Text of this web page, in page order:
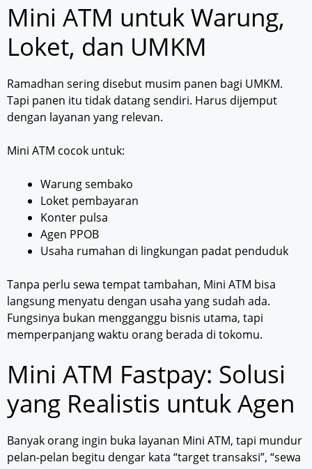
Mini ATM untuk Warung,
Loket, dan UMKM
Ramadhan sering disebut musim panen bagi UMKM.
Tapi panen itu tidak datang sendiri. Harus dijemput
dengan layanan yang relevan.
Mini ATM cocok untuk:
Warung sembako
Loket pembayaran
Konter pulsa
Agen PPOB
Usaha rumahan di lingkungan padat penduduk
Tanpa perlu sewa tempat tambahan, Mini ATM bisa
langsung menyatu dengan usaha yang sudah ada.
Fungsinya bukan mengganggu bisnis utama, tapi
memperpanjang waktu orang berada di tokomu.
Mini ATM Fastpay: Solusi
yang Realistis untuk Agen
Banyak orang ingin buka layanan Mini ATM, tapi mundur
pelan-pelan begitu dengar kata “target transaksi”, “sewa